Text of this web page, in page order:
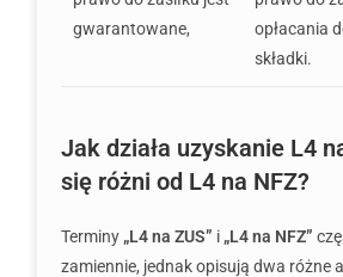
gwarantowane,
opłacania
składki.
Jak działa uzyskanie L4
się różni od L4 na NFZ?
Terminy „L4 na ZUS” i „L4 na NFZ”
zamiennie, jednak opisują dwa różne